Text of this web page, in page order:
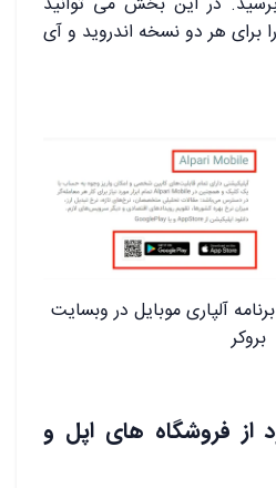
را برای هر دو نسخه اندروید و آی
آلپاری موبایل در وبسایت
بروکر
از فروشگاه های اپل و